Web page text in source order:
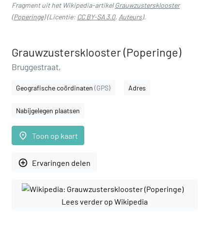
Fragment uit het Wikipedia-artikelGrauwzustersklooster
(Poperinge)(Licentie: CC BY-SA 3.0, Auteurs).
Grauwzustersklooster (Poperinge)
Bruggestraat,
Geografische coördinaten (GPS) Adres
Nabijgelegen plaatsen
place Toon op kaart
add_circle_outline Ervaringen delen
Lees verder op Wikipedia